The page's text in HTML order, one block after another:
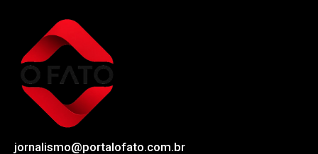
jornalismo@portalofato.com.br